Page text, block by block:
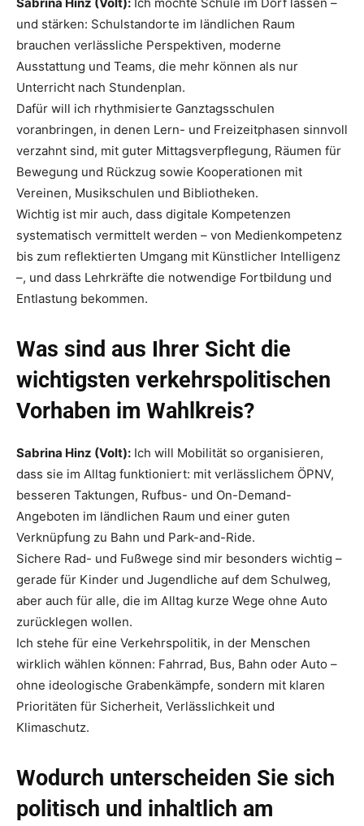
Sabrina Hinz (Volt): Ich möchte Schule im Dorf lassen –
und stärken: Schulstandorte im ländlichen Raum
brauchen verlässliche Perspektiven, moderne
Ausstattung und Teams, die mehr können als nur
Unterricht nach Stundenplan.
Dafür will ich rhythmisierte Ganztagsschulen
voranbringen, in denen Lern- und Freizeitphasen sinnvoll
verzahnt sind, mit guter Mittagsverpflegung, Räumen für
Bewegung und Rückzug sowie Kooperationen mit
Vereinen, Musikschulen und Bibliotheken.
Wichtig ist mir auch, dass digitale Kompetenzen
systematisch vermittelt werden – von Medienkompetenz
bis zum reflektierten Umgang mit Künstlicher Intelligenz
–, und dass Lehrkräfte die notwendige Fortbildung und
Entlastung bekommen.
Was sind aus Ihrer Sicht die
wichtigsten verkehrspolitischen
Vorhaben im Wahlkreis?
Sabrina Hinz (Volt): Ich will Mobilität so organisieren,
dass sie im Alltag funktioniert: mit verlässlichem ÖPNV,
besseren Taktungen, Rufbus- und On-Demand-
Angeboten im ländlichen Raum und einer guten
Verknüpfung zu Bahn und Park-and-Ride.
Sichere Rad- und Fußwege sind mir besonders wichtig –
gerade für Kinder und Jugendliche auf dem Schulweg,
aber auch für alle, die im Alltag kurze Wege ohne Auto
zurücklegen wollen.
Ich stehe für eine Verkehrspolitik, in der Menschen
wirklich wählen können: Fahrrad, Bus, Bahn oder Auto –
ohne ideologische Grabenkämpfe, sondern mit klaren
Prioritäten für Sicherheit, Verlässlichkeit und
Klimaschutz.
Wodurch unterscheiden Sie sich
politisch und inhaltlich am